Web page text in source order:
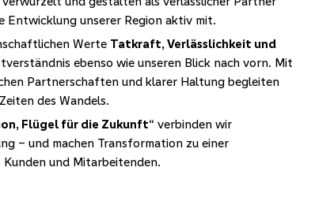
unserer Region aktiv mit.
Werte Tatkraft, Verlässlichkeit und
ebenso wie unseren Blick nach vorn. Mit
Partnerschaften und klarer Haltung begleiten
des Wandels.
Flügel für die Zukunft“ verbinden wir
– und machen Transformation zu einer
und Mitarbeitenden.